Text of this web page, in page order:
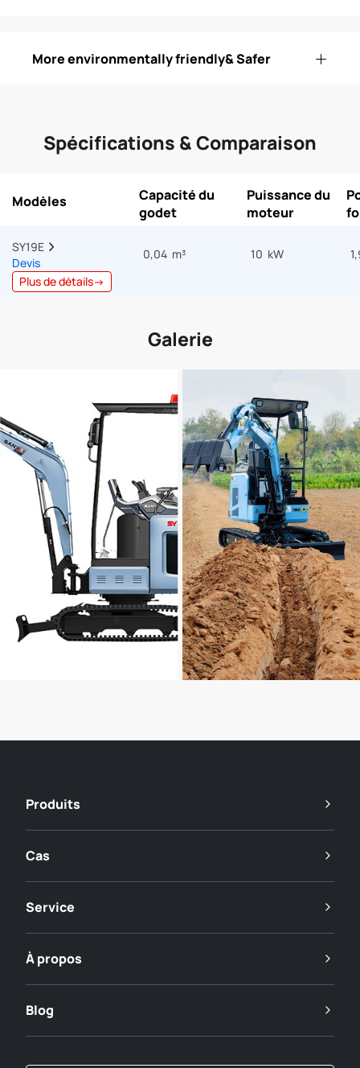
More environmentally friendly& Safer
Spécifications & Comparaison
Modèles
Capacité du
godet
Puissance du
moteur
SY19E
Devis
Plus de détails→
0,04 m³ 10 kW
Galerie
Produits
Cas
Service
À propos
Blog